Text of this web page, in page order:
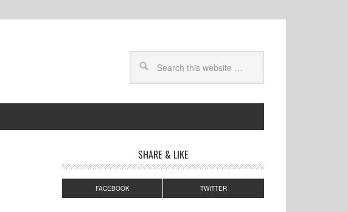
SHARE & LIKE
FACEBOOK TWITTER